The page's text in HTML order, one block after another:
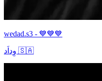
wedad.s3 - 💙💙💙
وِداَد 🇸🇦